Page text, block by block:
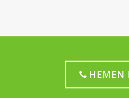
HEMEN